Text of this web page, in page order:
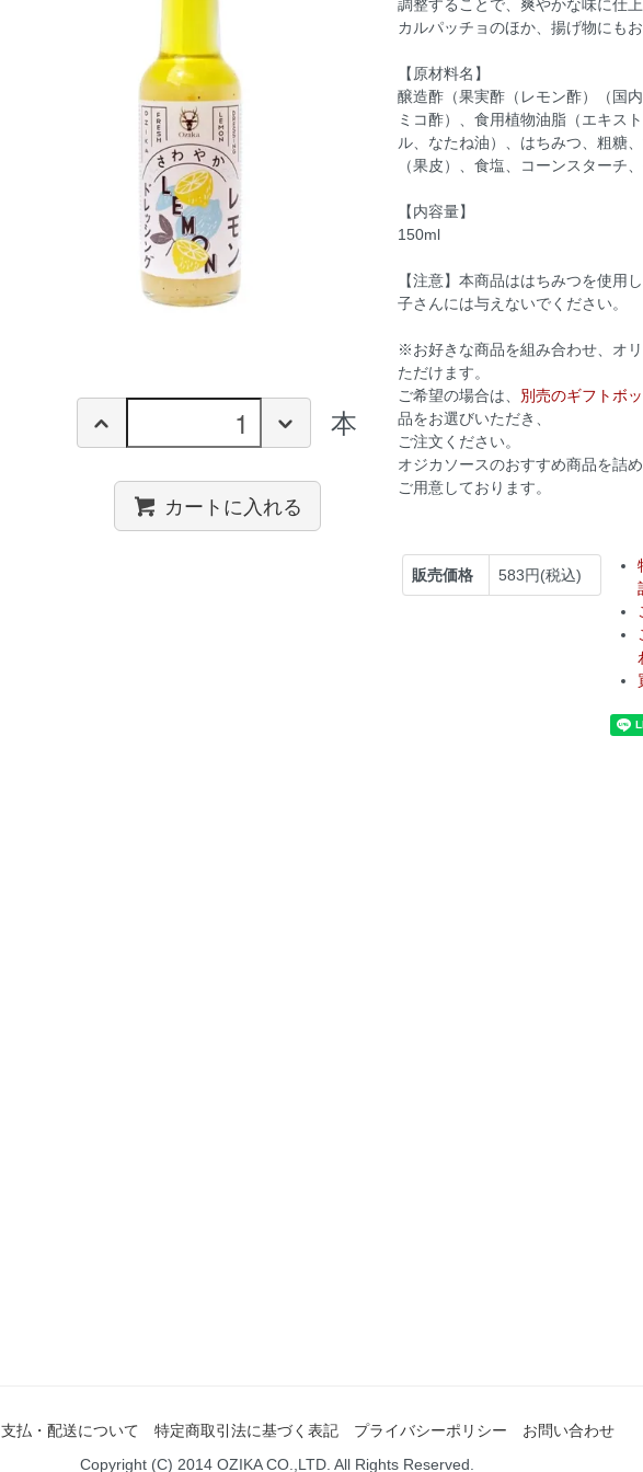
調整することで、爽やかな味に仕上
カルパッチョのほか、揚げ物にもお
【原材料名】
醸造酢（果実酢（レモン酢）（国
ミコ酢）、食用植物油脂（エキス
ル、なたね油）、はちみつ、粗糖
（果皮）、食塩、コーンスターチ
【内容量】
150ml
【注意】本商品ははちみつを使用
子さんには与えないでください。
※お好きな商品を組み合わせ、オ
ただけます。
ご希望の場合は、 別売のギフトボ
品をお選びいただき、
ご注文ください。
オジカソースのおすすめ商品を詰
ご用意しております。
販売価格 583円(税込)
本
カートに入れる
支払・配送について 特定商取引法に基づく表記 プライバシーポリシー
お問い合わせ
Copyright (C) 2014 OZIKA CO.,LTD. All Rights Reserved.